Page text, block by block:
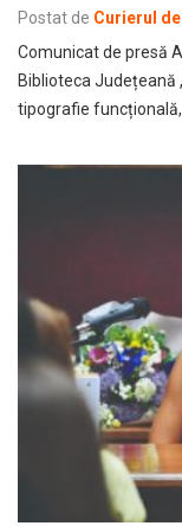
Postat de Curierul
Comunicat de presă
Biblioteca Județeană
tipografie